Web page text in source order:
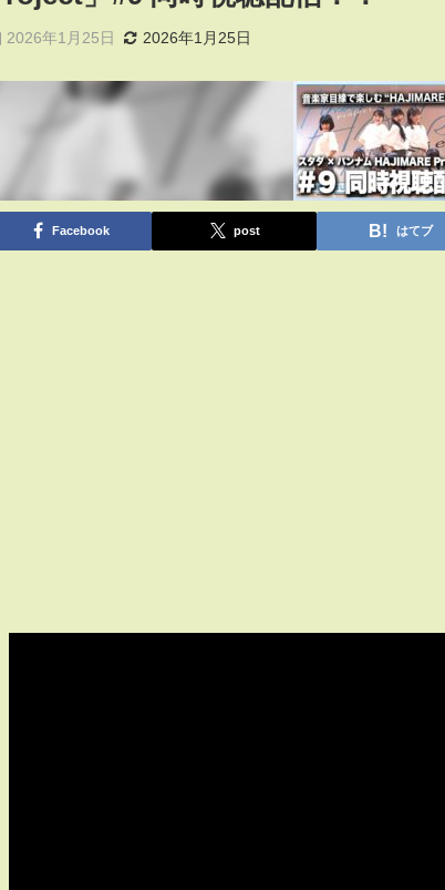
2026年1月25日 2026年1月25日
Facebook post はてブ